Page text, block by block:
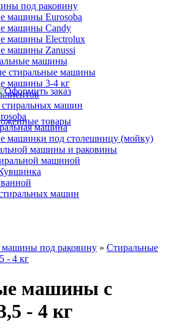
товары
под раковину
машины Eurosoba
машины Candy
машины Electrolux
машины Zanussi
машины
стиральные машины
машины 3-4 кг
машин
машина
машинки под столешницу (мойку)
машины и раковины
машиной
машин
машины под раковину » Стиральные
- 4 кг
машины с
- 4 кг